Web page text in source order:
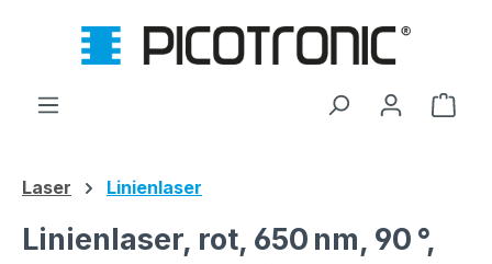
Zum Hauptinhalt springen
Laser Linienlaser
Linienlaser, rot, 650 nm, 90 °,